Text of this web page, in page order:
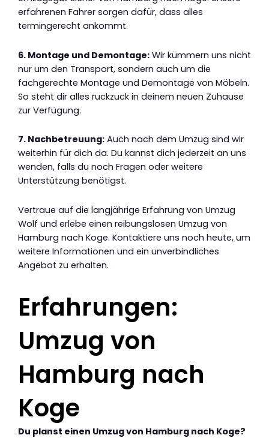
erfahrenen Fahrer sorgen dafür, dass alles
termingerecht ankommt.
6. Montage und Demontage: Wir kümmern uns nicht
nur um den Transport, sondern auch um die
fachgerechte Montage und Demontage von Möbeln.
So steht dir alles ruckzuck in deinem neuen Zuhause
zur Verfügung.
7. Nachbetreuung: Auch nach dem Umzug sind wir
weiterhin für dich da. Du kannst dich jederzeit an uns
wenden, falls du noch Fragen oder weitere
Unterstützung benötigst.
Vertraue auf die langjährige Erfahrung von Umzug
Wolf und erlebe einen reibungslosen Umzug von
Hamburg nach Koge. Kontaktiere uns noch heute, um
weitere Informationen und ein unverbindliches
Angebot zu erhalten.
Erfahrungen:
Umzug von
Hamburg nach
Koge
Du planst einen Umzug von Hamburg nach Koge?